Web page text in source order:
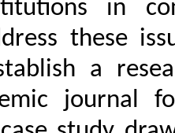
in
these
a
journal